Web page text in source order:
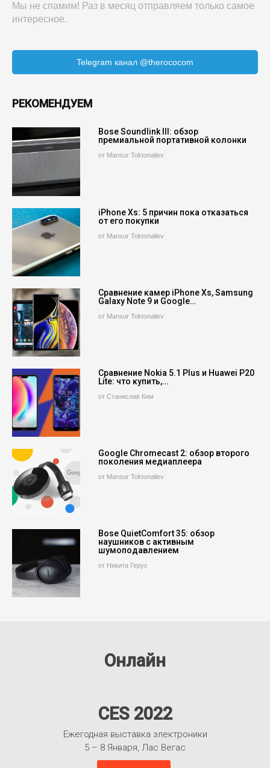
Мы не спамим! Раз в месяц отправляем только самое
интересное.
Telegram канал @therococom
РЕКОМЕНДУЕМ
Bose Soundlink III: обзор
премиальной портативной колонки
от Mansur Toktonaliev
iPhone Xs: 5 причин пока отказаться
от его покупки
от Mansur Toktonaliev
Сравнение камер iPhone Xs, Samsung
Galaxy Note 9 и Google…
от Mansur Toktonaliev
Сравнение Nokia 5.1 Plus и Huawei P20
Lite: что купить,…
от Станислав Ким
Google Chromecast 2: обзор второго
поколения медиаплеера
от Mansur Toktonaliev
Bose QuietComfort 35: обзор
наушников с активным
шумоподавлением
от Никита Герус
Онлайн
CES 2022
Ежегодная выставка электроники
5 – 8 Января, Лас Вегас